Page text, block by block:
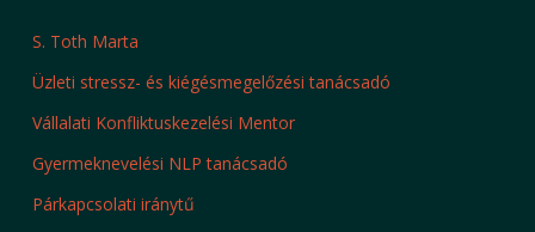
S. Toth Marta
Üzleti stressz- és kiégésmegelőzési tanácsadó
Vállalati Konfliktuskezelési Mentor
Gyermeknevelési NLP tanácsadó
Párkapcsolati iránytű